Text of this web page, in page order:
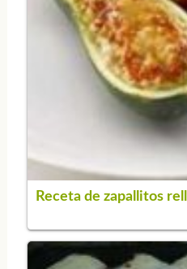
Receta de zapallitos